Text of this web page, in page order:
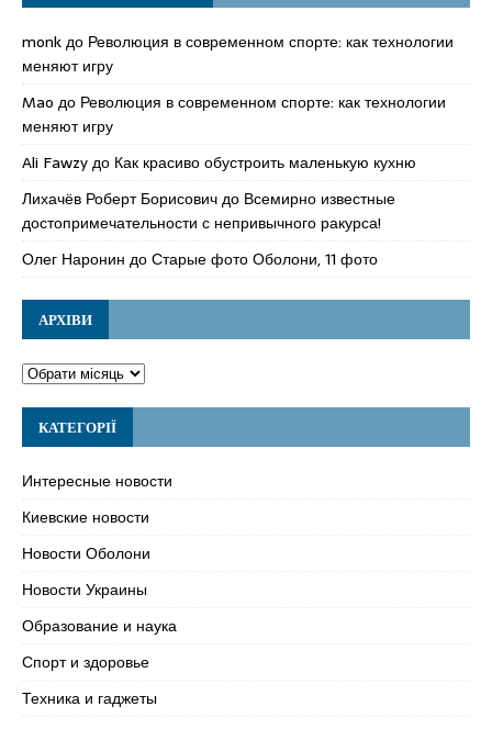
monkдо Революция в современном спорте: как технологии
меняют игру
Mao до Революция в современном спорте: как технологии
меняют игру
Ali Fawzyдо Как красиво обустроить маленькую кухню
Лихачёв Роберт Борисовичдо Всемирно известные
достопримечательности с непривычного ракурса!
Олег Наронин доСтарые фото Оболони, 11 фото
АРХІВИ
КАТЕГОРІЇ
Интересные новости
Киевские новости
Новости Оболони
Новости Украины
Образование и наука
Спорт и здоровье
Техника и гаджеты